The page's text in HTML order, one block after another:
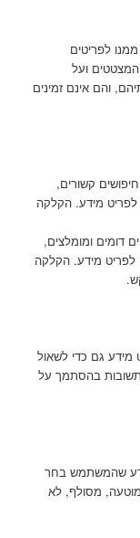
לפריטים
ועל
והם אינם זמינים
קשורים,
מידע. הקלקה
דומים ומומלצים,
לפריט מידע. הקלקה
גם כדי לשאול
בהסתמך על
שהמשתמש בחר
מסולף, לא